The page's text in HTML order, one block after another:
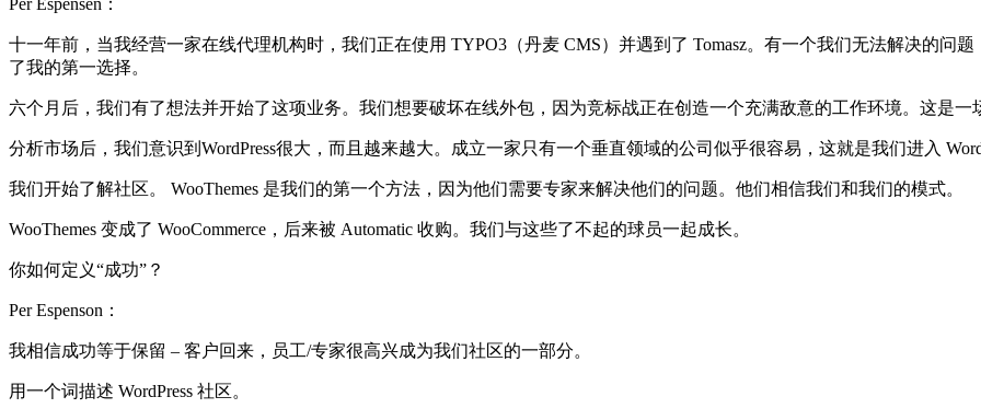
十一年前，当我经营一家在线代理机构时，我们正在使用 TYPO3（丹麦 CMS）并遇到了 Tomasz。有一个我们无法解决的问
了我的第一选择。
六个月后，我们有了想法并开始了这项业务。我们想要破坏在线外包，因为竞标战正在创造一个充满敌意的工作环境。这是一
分析市场后，我们意识到WordPress很大，而且越来越大。成立一家只有一个垂直领域的公司似乎很容易，这就是我们进入
我们开始了解社区。 WooThemes 是我们的第一个方法，因为他们需要专家来解决他们的问题。他们相信我们和我们的模式。
WooThemes 变成了 WooCommerce，后来被 Automatic 收购。我们与这些了不起的球员一起成长。
你如何定义“成功”？
Per Espenson：
我相信成功等于保留 – 客户回来，员工/专家很高兴成为我们社区的一部分。
用一个词描述 WordPress 社区。